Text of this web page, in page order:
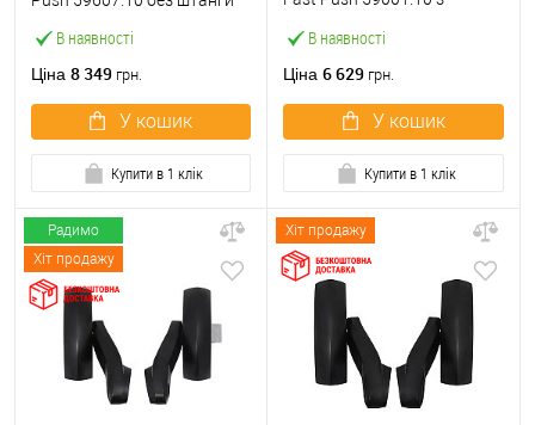
В наявності
Ціна 8 349 грн.
У кошик
Купити в 1 клік
В наявності
Ціна 6 629 грн.
У кошик
Купити в 1 клік
Радимо
Хіт продажу
Хіт продажу